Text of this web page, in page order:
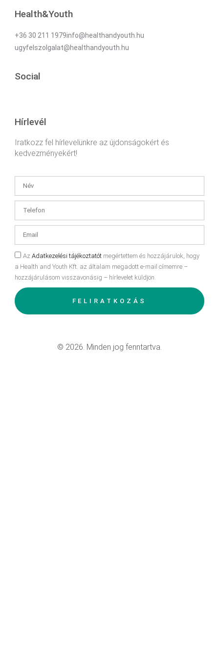
Health&Youth
+36 30 211 1979info@healthandyouth.hu
ugyfelszolgalat@healthandyouth.hu
Social
Hírlevél
Iratkozz fel hírlevelünkre az újdonságokért és
kedvezményekért!
Az Adatkezelési tájékoztatót megértettem és hozzájárulok, hogy
a Health and Youth Kft. az általam megadott e-mail címemre –
hozzájárulásom visszavonásig – hírlevelet küldjön.
FELIRATKOZÁS
© 2026. Minden jog fenntartva.